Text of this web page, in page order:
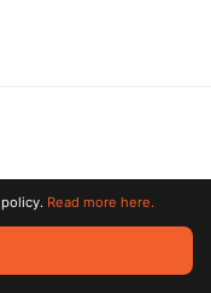
All trademarks
Read more here.